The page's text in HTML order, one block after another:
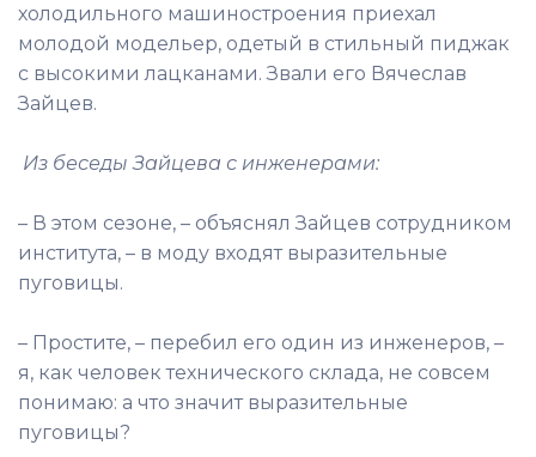
холодильного машиностроения приехал
молодой модельер, одетый в стильный пиджак
с высокими лацканами. Звали его Вячеслав
Зайцев.
Из беседы Зайцева с инженерами:
– В этом сезоне, – объяснял Зайцев сотрудником
института, – в моду входят выразительные
пуговицы.
– Простите, – перебил его один из инженеров, –
я, как человек технического склада, не совсем
понимаю: а что значит выразительные
пуговицы?